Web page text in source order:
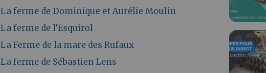
La ferme de Dominique et Aurélie Moulin
La ferme de l'Esquirol
La Ferme de la mare des Rufaux
La ferme de Sébastien Lens